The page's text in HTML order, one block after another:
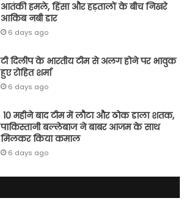
आतंकी हमले, हिंसा और हड़तालों के बीच निखरे
आकिब नबी डार
6 days ago
टी दिलीप के भारतीय टीम से अलग होने पर भावुक
हुए रोहित शर्मा
6 days ago
10 महीने बाद टीम में लौटा और ठोक डाला शतक,
पाकिस्तानी बल्लेबाज ने बाबर आजम के साथ
मिलकर किया कमाल
6 days ago